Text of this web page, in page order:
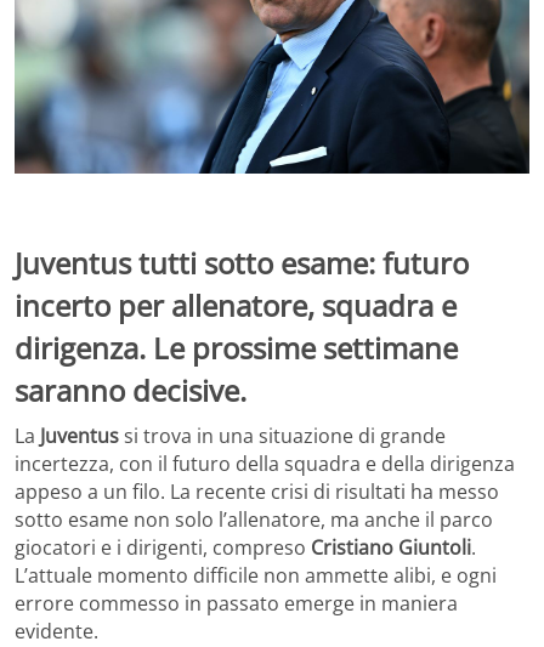
Juventus tutti sotto esame: futuro
incerto per allenatore, squadra e
dirigenza. Le prossime settimane
saranno decisive.
La Juventussi trova in una situazione di grande
incertezza, con il futuro della squadra e della dirigenza
appeso a un filo. La recente crisi di risultati ha messo
sotto esame non solo l’allenatore, ma anche il parco
giocatori e i dirigenti, compreso Cristiano Giuntoli.
L’attuale momento difficile non ammette alibi, e ogni
errore commesso in passato emerge in maniera
evidente.